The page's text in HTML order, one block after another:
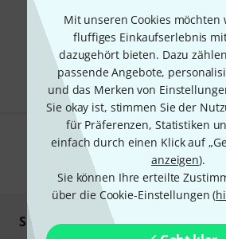
Mit unseren Cookies möchten
fluffiges Einkaufserlebnis
dazugehört bieten. Dazu
passende Angebote,
und das Merken von
Sie okay ist, stimmen Sie der
für Präferenzen, Statistiken
einfach durch einen Klick auf
anzeigen).
Sie können Ihre erteilte
über die Cookie-Einstellungen (
Noten und Bücher
Kleinanzeigen Übersicht
Kleinanzeige kostenlos aufgeben
Gefällt Ihnen, was
Sicher einkaufen & bezahlen